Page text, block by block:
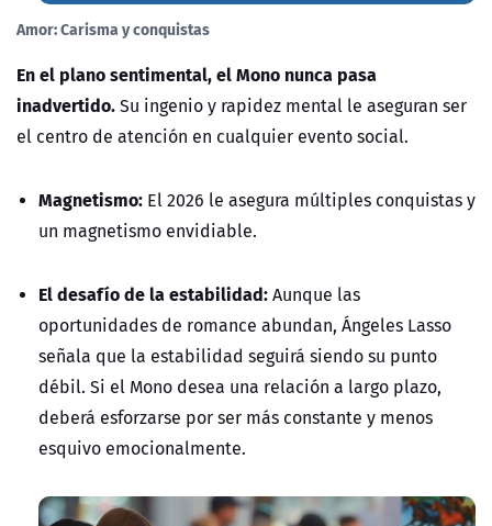
Amor: Carisma y conquistas
En el plano sentimental, el Mono nunca pasa
inadvertido.Su ingenio y rapidez mental le aseguran ser
el centro de atención en cualquier evento social.
Magnetismo: El 2026 le asegura múltiples conquistas y
un magnetismo envidiable.
El desafío de la estabilidad:Aunque las
oportunidades de romance abundan, Ángeles Lasso
señala que la estabilidad seguirá siendo su punto
débil. Si el Mono desea una relación a largo plazo,
deberá esforzarse por ser más constante y menos
esquivo emocionalmente.